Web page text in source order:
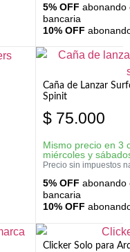
5% OFF abonando
bancaria
10% OFF
Caña de Lanzar
Spinit
$ 75.000
Mismo precio en 3
miércoles y
Precio sin impuestos
5% OFF abonando
bancaria
10% OFF
Clicker Solo para